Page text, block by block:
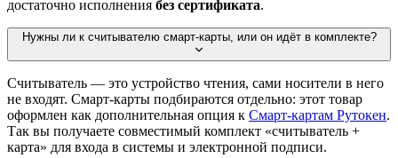
достаточно исполнения без сертификата.
Нужны ли к считывателю смарт-карты, или он идёт в комплекте?
Считыватель — это устройство чтения, сами носители в него
не входят. Смарт-карты подбираются отдельно: этот товар
оформлен как дополнительная опция к Смарт-картам Рутокен.
Так вы получаете совместимый комплект «считыватель +
карта» для входа в системы и электронной подписи.